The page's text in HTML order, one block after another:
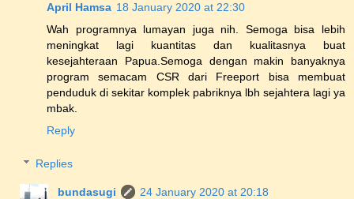
April Hamsa 18 January 2020 at 22:30
Wah programnya lumayan juga nih. Semoga bisa lebih
meningkat lagi kuantitas dan kualitasnya buat
kesejahteraan Papua.Semoga dengan makin banyaknya
program semacam CSR dari Freeport bisa membuat
penduduk di sekitar komplek pabriknya lbh sejahtera lagi ya
mbak.
Reply
Replies
bundasugi
24 January 2020 at 20:18